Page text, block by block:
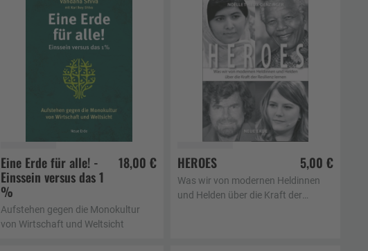
In den Warenkorb
Eine Erde für alle! -
Einssein versus das 1
%
18,00 €
Aufstehen gegen die Monokultur
von Wirtschaft und Weltsicht
In den Warenkorb
HEROES 5,00 €
Was wir von modernen Heldinnen
und Helden über die Kraft der